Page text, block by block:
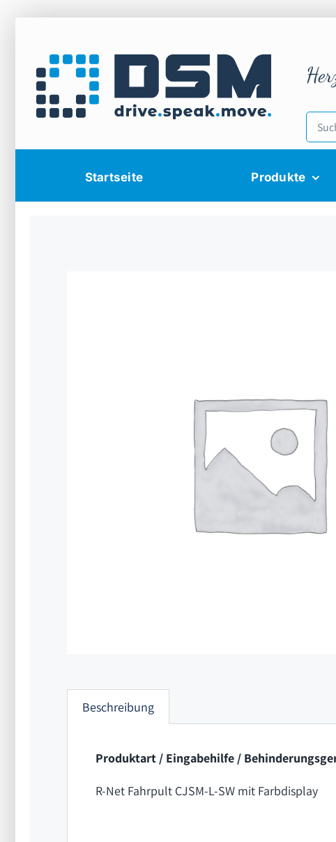
Startseite Produkte
Beschreibung
Produktart / Eingabehilfe /
R-Net Fahrpult CJSM-L-SW mit Farbdisplay